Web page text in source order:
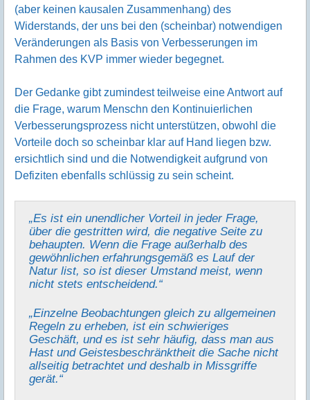
(aber keinen kausalen Zusammenhang) des
Widerstands, der uns bei den (scheinbar) notwendigen
Veränderungen als Basis von Verbesserungen im
Rahmen des KVP immer wieder begegnet.
Der Gedanke gibt zumindest teilweise eine Antwort auf
die Frage, warum Menschn den Kontinuierlichen
Verbesserungsprozess nicht unterstützen, obwohl die
Vorteile doch so scheinbar klar auf Hand liegen bzw.
ersichtlich sind und die Notwendigkeit aufgrund von
Defiziten ebenfalls schlüssig zu sein scheint.
„Es ist ein unendlicher Vorteil in jeder Frage,
über die gestritten wird, die negative Seite zu
behaupten. Wenn die Frage außerhalb des
gewöhnlichen erfahrungsgemäß es Lauf der
Natur list, so ist dieser Umstand meist, wenn
nicht stets entscheidend.“
„Einzelne Beobachtungen gleich zu allgemeinen
Regeln zu erheben, ist ein schwieriges
Geschäft, und es ist sehr häufig, dass man aus
Hast und Geistesbeschränktheit die Sache nicht
allseitig betrachtet und deshalb in Missgriffe
gerät.“